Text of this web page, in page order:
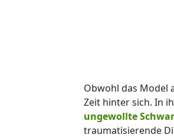
Obwohl das Model
Zeit hinter sich. In
ungewollte
traumatisierende